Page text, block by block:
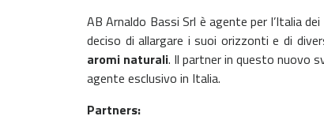
AB Arnaldo Bassi Srl è agente per l’Italia
deciso di allargare i suoi orizzonti e di
aromi naturali. Il partner in questo nuovo
agente esclusivo in Italia.
Partners: